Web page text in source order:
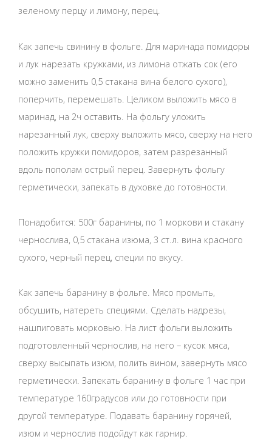
зеленому перцу и лимону, перец.
Как запечь свинину в фольге. Для маринада помидоры
и лук нарезать кружками, из лимона отжать сок (его
можно заменить 0,5 стакана вина белого сухого),
поперчить, перемешать. Целиком выложить мясо в
маринад, на 2ч оставить. На фольгу уложить
нарезанный лук, сверху выложить мясо, сверху на него
положить кружки помидоров, затем разрезанный
вдоль пополам острый перец. Завернуть фольгу
герметически, запекать в духовке до готовности.
Понадобится: 500г баранины, по 1 моркови и стакану
чернослива, 0,5 стакана изюма, 3 ст.л. вина красного
сухого, черный перец, специи по вкусу.
Как запечь баранину в фольге. Мясо промыть,
обсушить, натереть специями. Сделать надрезы,
нашпиговать морковью. На лист фольги выложить
подготовленный чернослив, на него – кусок мяса,
сверху высыпать изюм, полить вином, завернуть мясо
герметически. Запекать баранину в фольге 1 час при
температуре 160градусов или до готовности при
другой температуре. Подавать баранину горячей,
изюм и чернослив подойдут как гарнир.